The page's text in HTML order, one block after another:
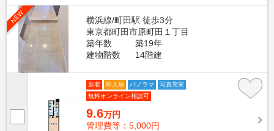
NEW
横浜線/町田駅 徒歩3分
東京都町田市原町田１丁目
築年数
築19年
建物階数
14階建
新着 即入居 パノラマ
写真充実
無料オンライン相談可
9.6万円
管理費等：5,000円